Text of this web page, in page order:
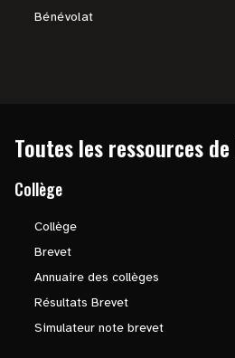
Bénévolat
Toutes les ressources de
Collège
Collège
Brevet
Annuaire des collèges
Résultats Brevet
Simulateur note brevet